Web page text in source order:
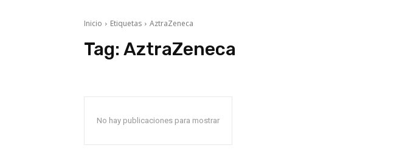
Inicio Etiquetas AztraZeneca
Tag: AztraZeneca
No hay publicaciones para mostrar